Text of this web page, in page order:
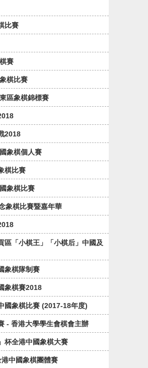
比賽
賽
棋比賽
區象棋錦標賽
2018
象棋個人賽
棋比賽
象棋比賽
象棋比賽暨嘉年華
區「小棋王」「小棋后」中國及
象棋隊制賽
象棋賽2018
國象棋比賽 (2017-18年度)
- 香港大學學生會棋會主辦
杯全港中國象棋大賽
中國象棋團體賽